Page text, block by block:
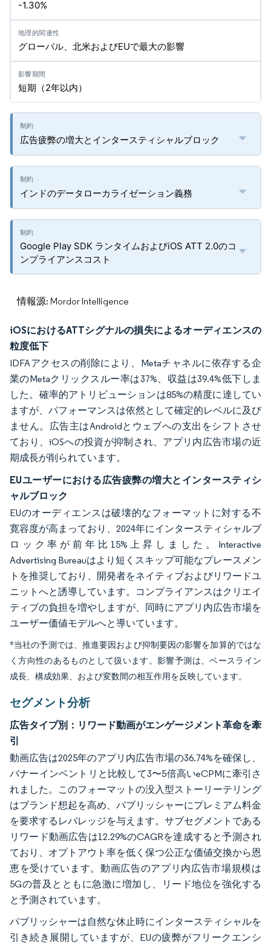
-1.30%
グローバル、北米およびEUで最大の影響
短期（2年以内）
広告疲弊の増大とインタースティシャルブロック
インドのデータローカライゼーション義務
Google Play SDK ランタイムおよびiOS ATT 2.0のコ
ンプライアンスコスト
情報源: Mordor Intelligence
iOSにおけるATTシグナルの損失によるオーディエンスの
粒度低下
IDFAアクセスの削除により、Metaチャネルに依存する企
業のMetaクリックスルー率は37%、収益は39.4%低下しま
した。確率的アトリビューションは85%の精度に達してい
ますが、パフォーマンスは依然として確定的レベルに及び
ません。広告主はAndroidとウェブへの支出をシフトさせ
ており、iOSへの投資が抑制され、アプリ内広告市場の近
期成長が削られています。
EUユーザーにおける広告疲弊の増大とインタースティシ
ャルブロック
EUのオーディエンスは破壊的なフォーマットに対する不
寛容度が高まっており、2024年にインタースティシャルブ
ロック率が前年比15%上昇しました。Interactive
Advertising Bureauはより短くスキップ可能なプレースメン
トを推奨しており、開発者をネイティブおよびリワードユ
ニットへと誘導しています。コンプライアンスはクリエイ
ティブの負担を増やしますが、同時にアプリ内広告市場を
ユーザー価値モデルへと導いています。
*当社の予測では、推進要因および抑制要因の影響を加算的ではな
く方向性のあるものとして扱います。影響予測は、ベースライン
成長、構成効果、および変数間の相互作用を反映しています。
セグメント分析
広告タイプ別：リワード動画がエンゲージメント革命を牽
引
動画広告は2025年のアプリ内広告市場の36.74%を確保し、
バナーインベントリと比較して3〜5倍高いeCPMに牽引さ
れました。このフォーマットの没入型ストーリーテリング
はブランド想起を高め、パブリッシャーにプレミアム料金
を要求するレバレッジを与えます。サブセグメントである
リワード動画広告は12.29%のCAGRを達成すると予測され
ており、オプトアウト率を低く保つ公正な価値交換から恩
恵を受けています。動画広告のアプリ内広告市場規模は
5Gの普及とともに急激に増加し、リード地位を強化する
と予測されています。
パブリッシャーは自然な休止時にインタースティシャルを
引き続き展開していますが、EUの疲弊がフリークエンシ